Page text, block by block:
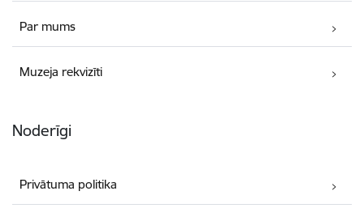
Par mums
Muzeja rekvizīti
Noderīgi
Privātuma politika